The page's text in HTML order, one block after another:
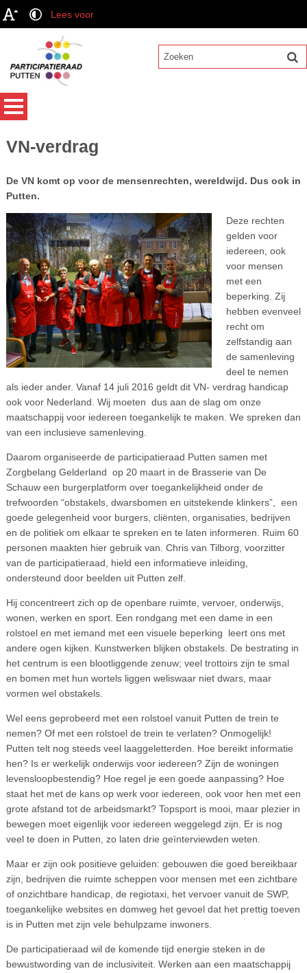
Lees voor
VN-verdrag
De VN komt op voor de mensenrechten, wereldwijd. Dus ook in
Putten.
Deze rechten
gelden voor
iedereen, ook
voor mensen
met een
beperking. Zij
hebben evenveel
recht om
zelfstandig aan
de samenleving
deel te nemen
als ieder ander. Vanaf 14 juli 2016 geldt dit VN- verdrag handicap
ook voor Nederland. Wij moeten dus aan de slag om onze
maatschappij voor iedereen toegankelijk te maken. We spreken dan
van een inclusieve samenleving.
Daarom organiseerde de participatieraad Putten samen met
Zorgbelang Gelderland op 20 maart in de Brasserie van De
Schauw een burgerplatform over toegankelijkheid onder de
trefwoorden “obstakels, dwarsbomen en uitstekende klinkers”, een
goede gelegenheid voor burgers, cliënten, organisaties, bedrijven
en de politiek om elkaar te spreken en te laten informeren. Ruim 60
personen maakten hier gebruik van. Chris van Tilborg, voorzitter
van de participatieraad, hield een informatieve inleiding,
ondersteund door beelden uit Putten zelf.
Hij concentreert zich op de openbare ruimte, vervoer, onderwijs,
wonen, werken en sport. Een rondgang met een dame in een
rolstoel en met iemand met een visuele beperking leert ons met
andere ogen kijken. Kunstwerken blijken obstakels. De bestrating in
het centrum is een blootliggende zenuw; veel trottoirs zijn te smal
en bomen met hun wortels liggen weliswaar niet dwars, maar
vormen wel obstakels.
Wel eens geprobeerd met een rolstoel vanuit Putten de trein te
nemen? Of met een rolstoel de trein te verlaten? Onmogelijk!
Putten telt nog steeds veel laaggeletterden. Hoe bereikt informatie
hen? Is er werkelijk onderwijs voor iedereen? Zijn de woningen
levensloopbestendig? Hoe regel je een goede aanpassing? Hoe
staat het met de kans op werk voor iedereen, ook voor hen met een
grote afstand tot de arbeidsmarkt? Topsport is mooi, maar plezier in
bewegen moet eigenlijk voor iedereen weggelegd zijn. Er is nog
veel te doen in Putten, zo laten drie geïnterviewden weten.
Maar er zijn ook positieve geluiden: gebouwen die goed bereikbaar
zijn, bedrijven die ruimte scheppen voor mensen met een zichtbare
of onzichtbare handicap, de regiotaxi, het vervoer vanuit de SWP,
toegankelijke websites en domweg het gevoel dat het prettig toeven
is in Putten met zijn vele behulpzame inwoners.
De participatieraad wil de komende tijd energie steken in de
bewustwording van de inclusiviteit. Werken aan een maatschappij